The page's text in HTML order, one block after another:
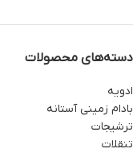
دسته‌های محصولات
ادویه
بادام زمینی آستانه
ترشیجات
تنقلات